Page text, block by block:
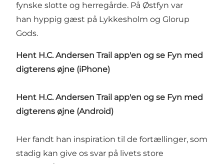
fynske slotte og herregårde. På Østfyn var
han hyppig gæst på Lykkesholm og Glorup
Gods.
Hent H.C. Andersen Trail app'en og se Fyn med
digterens øjne (iPhone)
Hent H.C. Andersen Trail app'en og se Fyn med
digterens øjne (Android)
Her fandt han inspiration til de fortællinger, som
stadig kan give os svar på livets store